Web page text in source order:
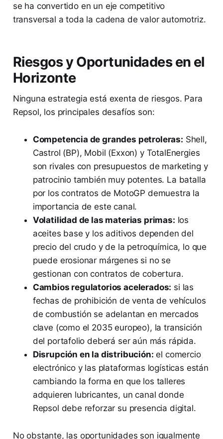
se ha convertido en un eje competitivo
transversal a toda la cadena de valor automotriz.
Riesgos y Oportunidades en el
Horizonte
Ninguna estrategia está exenta de riesgos. Para
Repsol, los principales desafíos son:
Competencia de grandes petroleras: Shell,
Castrol (BP), Mobil (Exxon) y TotalEnergies
son rivales con presupuestos de marketing y
patrocinio también muy potentes. La batalla
por los contratos de MotoGP demuestra la
importancia de este canal.
Volatilidad de las materias primas: los
aceites base y los aditivos dependen del
precio del crudo y de la petroquímica, lo que
puede erosionar márgenes si no se
gestionan con contratos de cobertura.
Cambios regulatorios acelerados: si las
fechas de prohibición de venta de vehículos
de combustión se adelantan en mercados
clave (como el 2035 europeo), la transición
del portafolio deberá ser aún más rápida.
Disrupción en la distribución: el comercio
electrónico y las plataformas logísticas están
cambiando la forma en que los talleres
adquieren lubricantes, un canal donde
Repsol debe reforzar su presencia digital.
No obstante, las oportunidades son igualmente